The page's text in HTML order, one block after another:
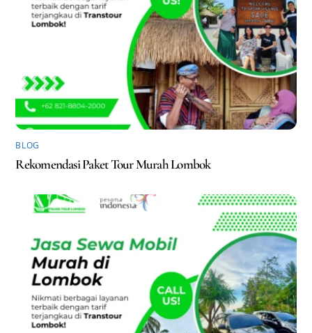
BLOG
Rekomendasi Paket Tour Murah Lombok